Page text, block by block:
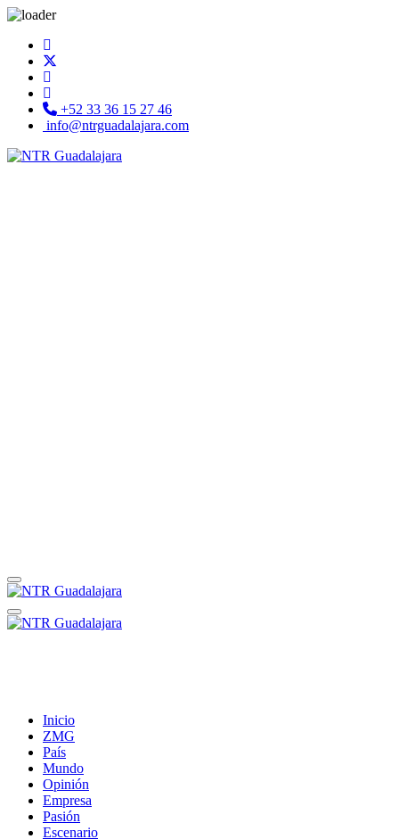
+52 33 36 15 27 46
info@ntrguadalajara.com
Inicio
ZMG
País
Mundo
Opinión
Empresa
Pasión
Escenario